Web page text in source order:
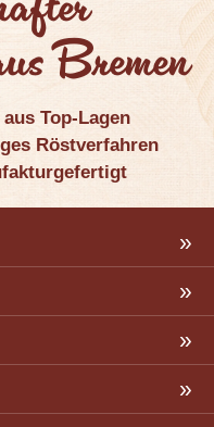
Bremen
Top-Lagen
Röstverfahren